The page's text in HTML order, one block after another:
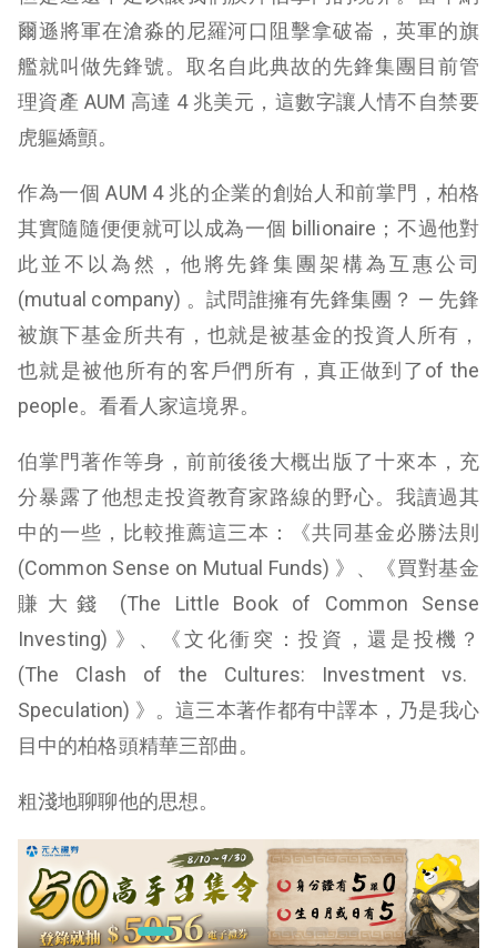
爾遜將軍在滄淼的尼羅河口阻擊拿破崙，英軍的旗
艦就叫做先鋒號。取名自此典故的先鋒集團目前管
理資產 AUM 高達 4 兆美元，這數字讓人情不自禁要
虎軀嬌顫。
作為一個 AUM 4 兆的企業的創始人和前掌門，柏格
其實隨隨便便就可以成為一個 billionaire；不過他對
此並不以為然，他將先鋒集團架構為互惠公司
(mutual company) 。試問誰擁有先鋒集團？ — 先鋒
被旗下基金所共有，也就是被基金的投資人所有，
也就是被他所有的客戶們所有，真正做到了of the
people。看看人家這境界。
伯掌門著作等身，前前後後大概出版了十來本，充
分暴露了他想走投資教育家路線的野心。我讀過其
中的一些，比較推薦這三本：
《共同基金必勝法則
(Common Sense on Mutual Funds) 》 、 《買對基金
賺大錢
(The Little Book of Common Sense
Investing) 》 、 《文化衝突：投資，還是投機？
(The Clash of the Cultures: Investment vs.
Speculation) 》 。這三本著作都有中譯本，乃是我心
目中的柏格頭精華三部曲。
粗淺地聊聊他的思想。